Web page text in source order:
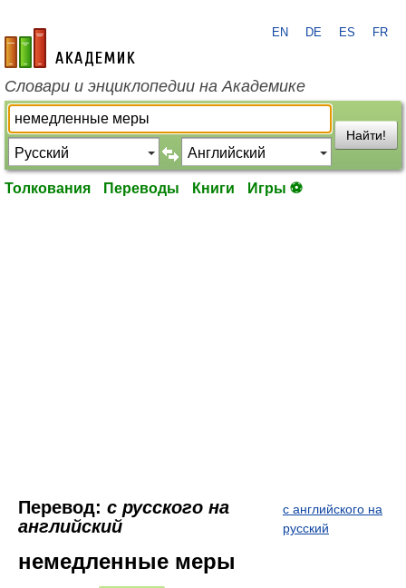
academic.ru
EN DE ES FR
Словари и энциклопедии на Академике
Найти!
Толкования Переводы Книги Игры ⚽
Перевод: с русского на
английский
с английского на
русский
немедленные меры